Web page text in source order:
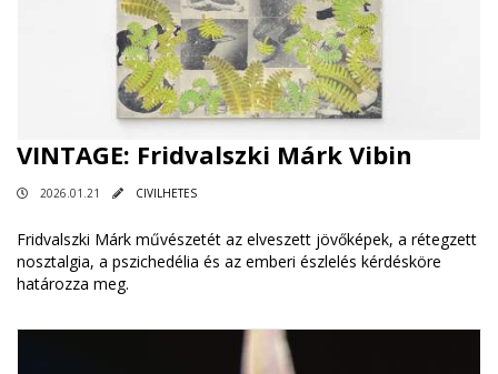
VINTAGE: Fridvalszki Márk Vibin
2026.01.21 CIVILHETES
Fridvalszki Márk művészetét az elveszett jövőképek, a rétegzett
nosztalgia, a pszichedélia és az emberi észlelés kérdésköre
határozza meg.